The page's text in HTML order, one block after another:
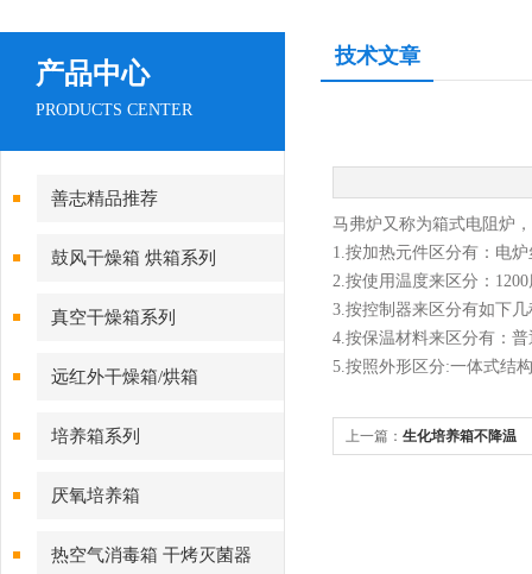
产品中心
PRODUCTS CENTER
善志精品推荐
鼓风干燥箱 烘箱系列
真空干燥箱系列
远红外干燥箱/烘箱
培养箱系列
厌氧培养箱
热空气消毒箱 干烤灭菌器
技术文章
马弗炉又称为箱式电阻炉
1.按加热元件区分有：电
2.按使用温度来区分： 1200
3.按控制器来区分有如下
4.按保温材料来区分有：
5.按照外形区分:一体式结
上一篇： 生化培养箱不降温